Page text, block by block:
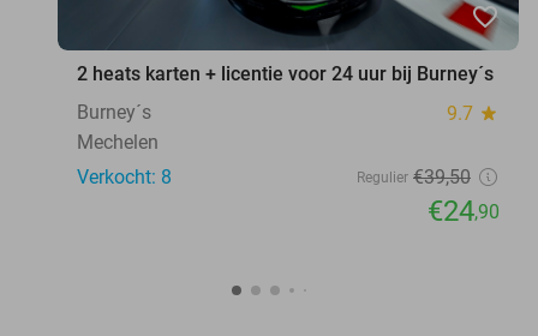
favorite_border
2 heats karten + licentie voor 24 uur bij Burney´s
Burney´s
9.7 star
Mechelen
Verkocht: 8
Regulier €39,50
€24,90